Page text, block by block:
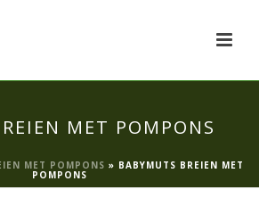
MET POMPONS
MET POMPONS » BABYMUTS BREIEN MET
POMPONS